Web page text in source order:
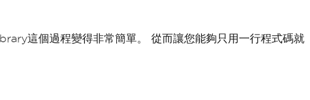
這個過程變得非常簡單。 從而讓您能夠只用一行程式碼就